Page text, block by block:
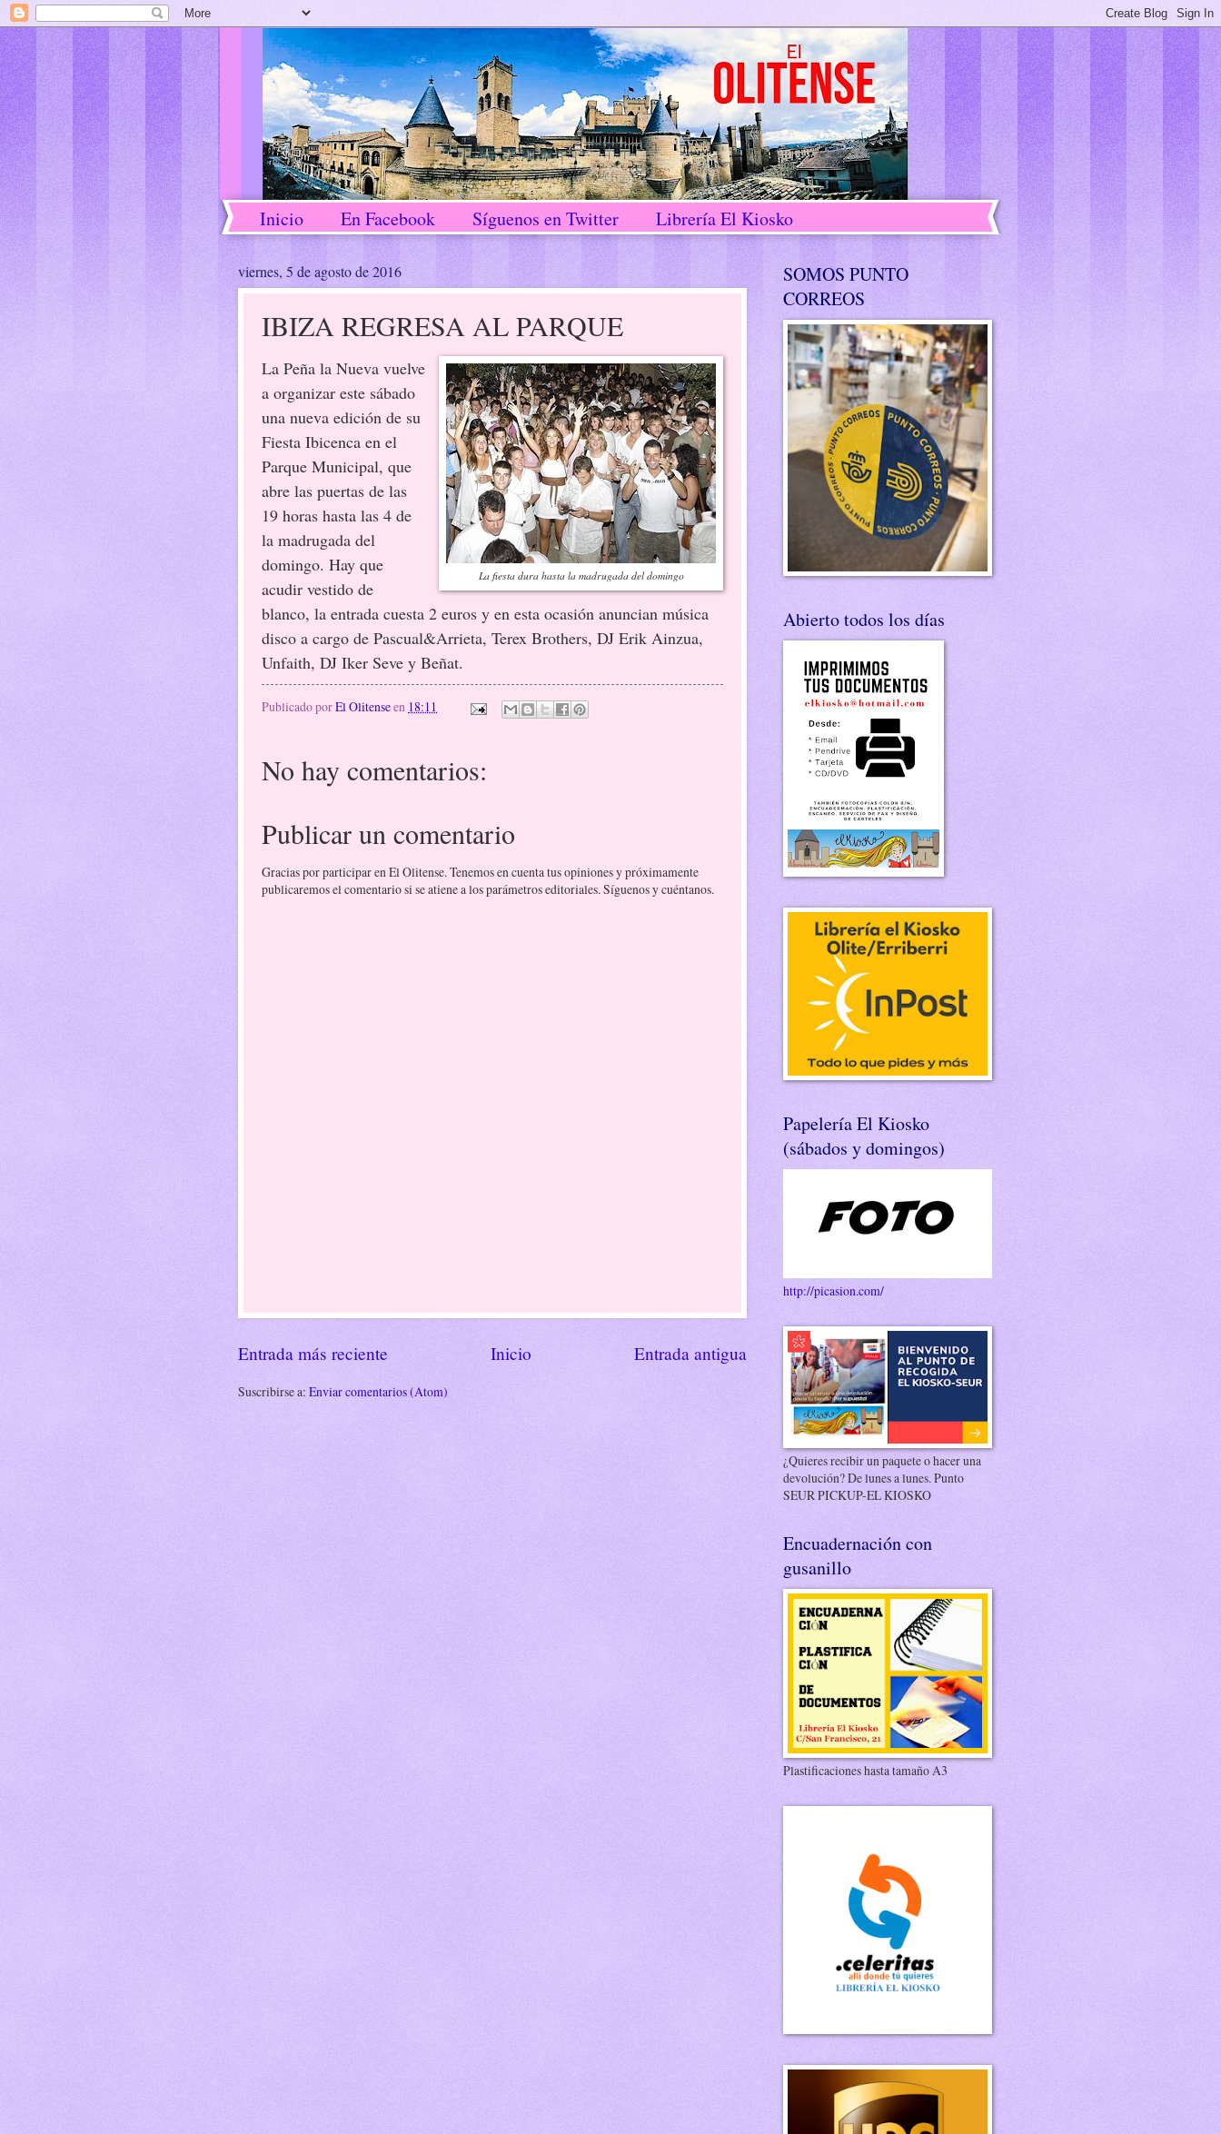
Inicio En Facebook Síguenos en Twitter Librería El Kiosko
viernes, 5 de agosto de 2016
IBIZA REGRESA AL PARQUE
La fiesta dura hasta la madrugada del domingo
La Peña la Nueva vuelve
a organizar este sábado
una nueva edición de su
Fiesta Ibicenca en el
Parque Municipal, que
abre las puertas de las
19 horas hasta las 4 de
la madrugada del
domingo. Hay que
acudir vestido de
blanco, la entrada cuesta 2 euros y en esta ocasión anuncian música
disco a cargo de Pascual&Arrieta, Terex Brothers, DJ Erik Ainzua,
Unfaith, DJ Iker Seve y Beñat.
Publicado porEl Olitenseen 18:11
No hay comentarios:
Publicar un comentario
Gracias por participar en El Olitense. Tenemos en cuenta tus opiniones y próximamente
publicaremos el comentario si se atiene a los parámetros editoriales. Síguenos y cuéntanos.
Entrada más reciente Entrada antigua
Inicio
Suscribirse a: Enviar comentarios (Atom)
SOMOS PUNTO
CORREOS
Abierto todos los días
Papelería El Kiosko
(sábados y domingos)
http://picasion.com/
¿Quieres recibir un paquete o hacer una
devolución? De lunes a lunes. Punto
SEUR PICKUP-EL KIOSKO
Encuadernación con
gusanillo
Plastificaciones hasta tamaño A3